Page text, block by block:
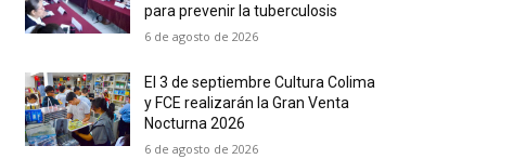
para prevenir la tuberculosis
6 de agosto de 2026
El 3 de septiembre Cultura Colima
y FCE realizarán la Gran Venta
Nocturna 2026
6 de agosto de 2026